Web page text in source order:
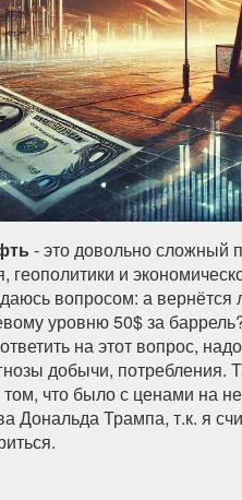
- это довольно сложный
геополитики и
вопросом: а вернётся
уровню 50$ за
на этот вопрос,
добычи, потребления.
том, что было с ценами на
Дональда Трампа, т.к. я